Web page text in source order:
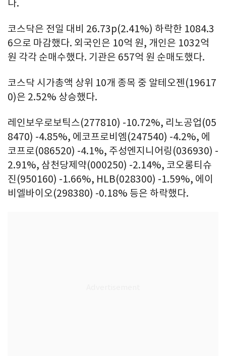
다.
코스닥은 전일 대비 26.73p(2.41%) 하락한 1084.3
6으로 마감했다. 외국인은 10억 원, 개인은 1032억
원 각각 순매수했다. 기관은 657억 원 순매도했다.
코스닥 시가총액 상위 10개 종목 중 알테오젠(19617
0)은 2.52% 상승했다.
레인보우로보틱스(277810) -10.72%, 리노공업(05
8470) -4.85%, 에코프로비엠(247540) -4.2%, 에
코프로(086520) -4.1%, 주성엔지니어링(036930) -
2.91%, 삼천당제약(000250) -2.14%, 코오롱티슈
진(950160) -1.66%, HLB(028300) -1.59%, 에이
비엘바이오(298380) -0.18% 등은 하락했다.